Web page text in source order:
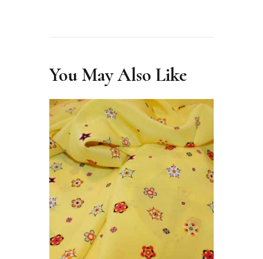
You May Also Like